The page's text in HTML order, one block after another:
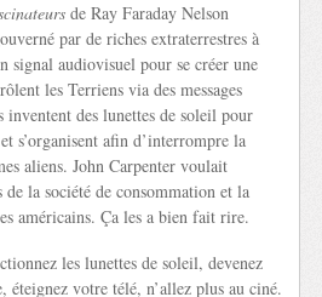
de Ray Faraday Nelson
par de riches extraterrestres à
signal audiovisuel pour se créer une
les Terriens via des messages
inventent des lunettes de soleil pour
s’organisent afin d’interrompre la
aliens. John Carpenter voulait
de la société de consommation et la
américains. Ça les a bien fait rire.
les lunettes de soleil, devenez
éteignez votre télé, n’allez plus au ciné.